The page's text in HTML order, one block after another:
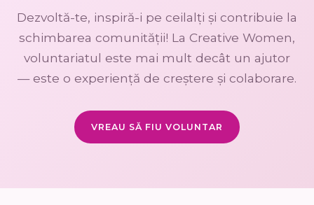
Dezvoltă-te, inspiră-i pe ceilalți și contribuie la
schimbarea comunității! La Creative Women,
voluntariatul este mai mult decât un ajutor
— este o experiență de creștere și colaborare.
VREAU SĂ FIU VOLUNTAR